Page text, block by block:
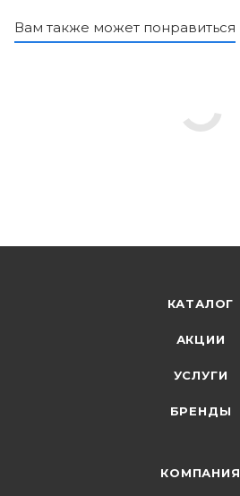
Вам также может понравиться
КАТАЛОГ
АКЦИИ
УСЛУГИ
БРЕНДЫ
КОМПАНИЯ